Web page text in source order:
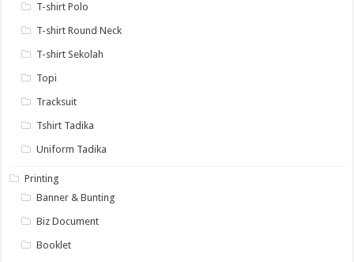
T-shirt Polo
T-shirt Round Neck
T-shirt Sekolah
Topi
Tracksuit
Tshirt Tadika
Uniform Tadika
Printing
Banner & Bunting
Biz Document
Booklet